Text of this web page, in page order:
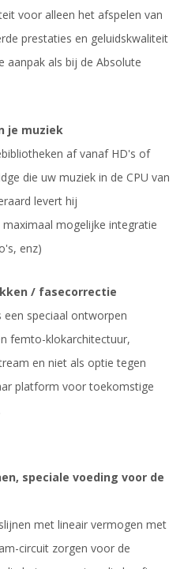
voor alleen het afspelen van
prestaties en geluidskwaliteit
aanpak als bij de Absolute
je muziek
af vanaf HD's of
die uw muziek in de CPU van
levert hij
mogelijke integratie
enz)
/ fasecorrectie
speciaal ontworpen
femto-klokarchitectuur,
en niet als optie tegen
platform voor toekomstige
speciale voeding voor de
met lineair vermogen met
circuit zorgen voor de